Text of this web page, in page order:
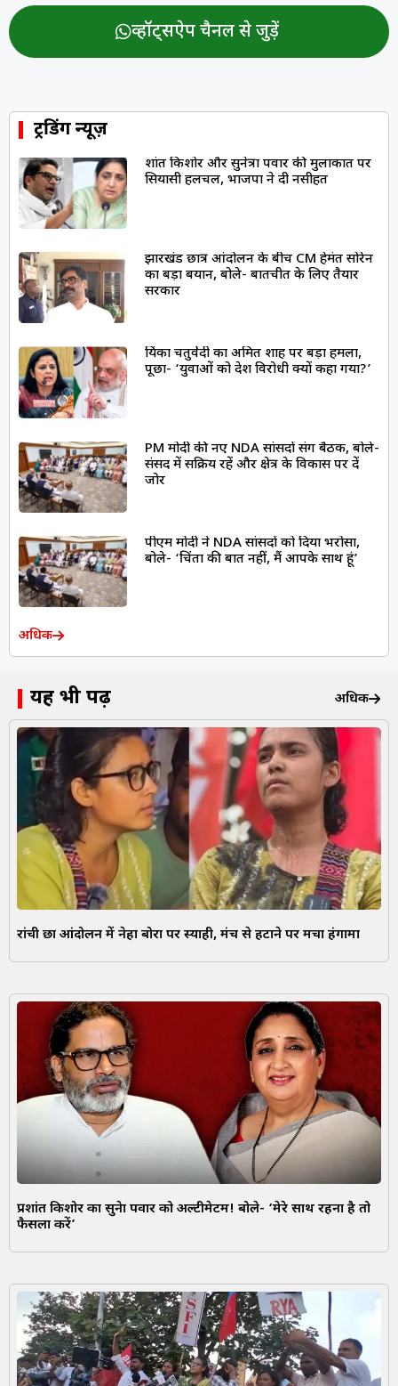
व्हॉट्सऐप चैनल से जुड़ें
ट्रेंडिंग न्यूज़
प्रशांत किशोर और सुनेत्रा पवार की मुलाकात पर
सियासी हलचल, भाजपा ने दी नसीहत
झारखंड छात्र आंदोलन के बीच CM हेमंत सोरेन
का बड़ा बयान, बोले- बातचीत के लिए तैयार
सरकार
प्रियंका चतुर्वेदी का अमित शाह पर बड़ा हमला,
पूछा- ‘युवाओं को देश विरोधी क्यों कहा गया?’
PM मोदी की नए NDA सांसदों संग बैठक, बोले-
संसद में सक्रिय रहें और क्षेत्र के विकास पर दें
जोर
पीएम मोदी ने NDA सांसदों को दिया भरोसा,
बोले- ‘चिंता की बात नहीं, मैं आपके साथ हूं’
अधिक
यह भी पढ़ें अधिक
रांची छात्र आंदोलन में नेहा बोरा पर स्याही, मंच से हटाने पर मचा हंगामा
प्रशांत किशोर का सुनेत्रा पवार को अल्टीमेटम! बोले- ‘मेरे साथ रहना है तो
फैसला करें’